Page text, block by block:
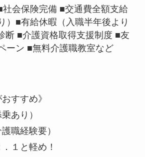
社会保険完備 ■交通費全額支給
）■有給休暇（入職半年後より
断 ■介護資格取得支援制度 ■友
ーン ■無料介護職教室など
すすめ》
あり）
職経験要）
１と軽め！